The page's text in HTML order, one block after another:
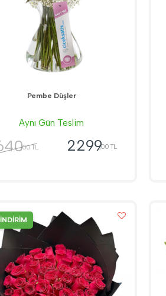
Pembe Düşler
Aynı Gün Teslim
,00 TL 2299,00 TL